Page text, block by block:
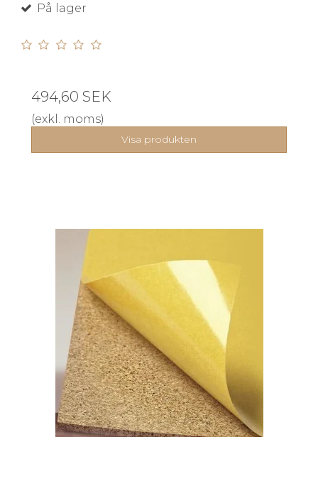
På lager
494,60 SEK
(exkl. moms)
Visa produkten